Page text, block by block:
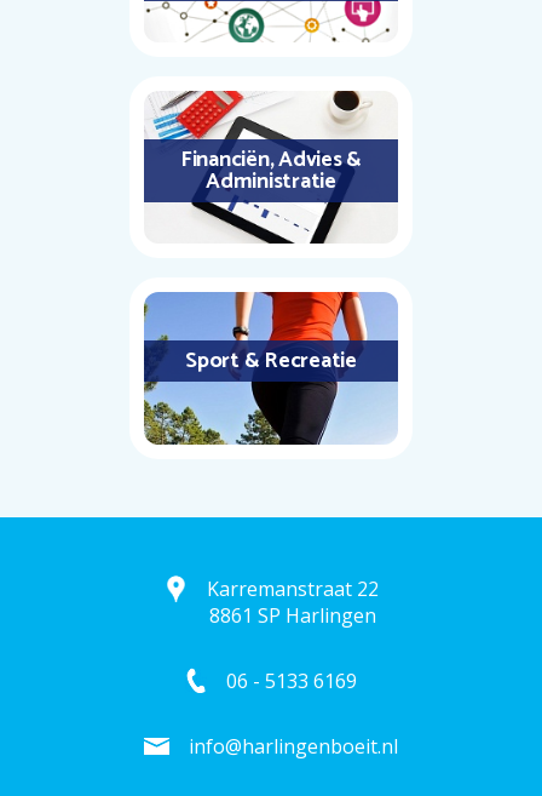
Financiën, Advies &
Administratie
Sport & Recreatie
Karremanstraat 22
8861 SP Harlingen
06 - 5133 6169
info@harlingenboeit.nl